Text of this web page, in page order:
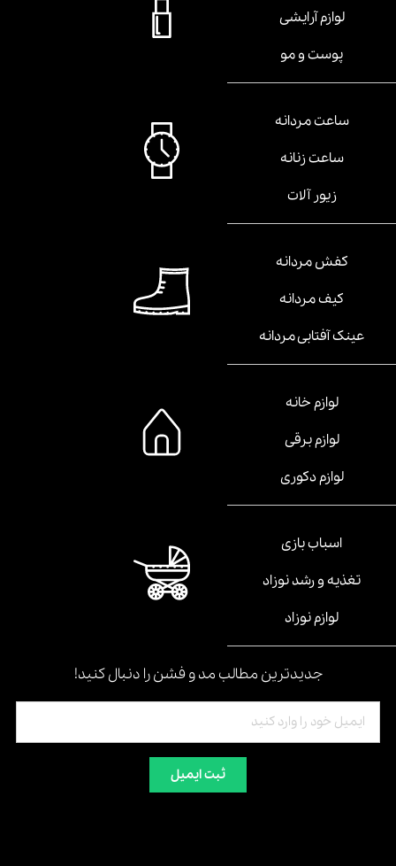
لوازم آرایشی
پوست و مو
ساعت مردانه
ساعت زنانه
زیور آلات
کفش مردانه
کیف مردانه
عینک آفتابی مردانه
لوازم خانه
لوازم برقی
لوازم دکوری
اسباب بازی
تغذیه و رشد نوزاد
لوازم نوزاد
جدیدترین مطالب مد و فشن را دنبال کنید!
ثبت ایمیل